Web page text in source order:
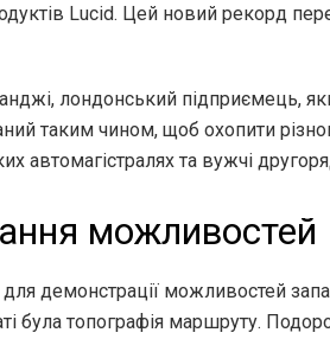
Lucid. Цей новий рекорд
лондонський підприємець,
таким чином, щоб охопити
автомагістралях та вужчі
можливостей
демонстрації можливостей
була топографія маршруту.